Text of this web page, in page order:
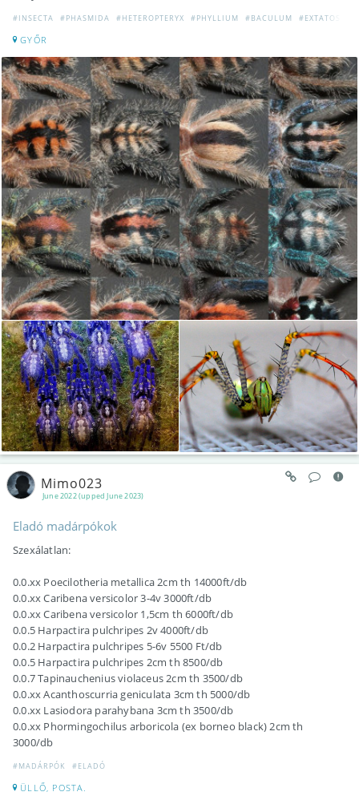
#INSECTA #PHASMIDA #HETEROPTERYX #PHYLLIUM #BACULUM #EXTATOSOMA
GYŐR
June 2022 (upped June 2023)
Mimo023
Eladó madárpókok
Szexálatlan:
0.0.xx Poecilotheria metallica 2cm th 14000ft/db
0.0.xx Caribena versicolor 3-4v 3000ft/db
0.0.xx Caribena versicolor 1,5cm th 6000ft/db
0.0.5 Harpactira pulchripes 2v 4000ft/db
0.0.2 Harpactira pulchripes 5-6v 5500 Ft/db
0.0.5 Harpactira pulchripes 2cm th 8500/db
0.0.7 Tapinauchenius violaceus 2cm th 3500/db
0.0.xx Acanthoscurria geniculata 3cm th 5000/db
0.0.xx Lasiodora parahybana 3cm th 3500/db
0.0.xx Phormingochilus arboricola (ex borneo black) 2cm th
3000/db
#MADÁRPÓK #ELADÓ
ÜLLŐ, POSTA.